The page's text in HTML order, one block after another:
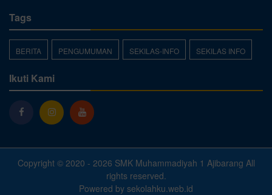
Tags
BERITA PENGUMUMAN SEKILAS-INFO SEKILAS INFO
Ikuti Kami
Copyright © 2020 - 2026 SMK Muhammadiyah 1 Ajibarang All
rights reserved.
Powered by sekolahku.web.id